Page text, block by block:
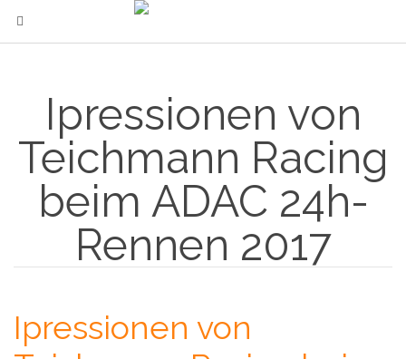
Ipressionen von
Teichmann Racing
beim ADAC 24h-
Rennen 2017
Ipressionen von